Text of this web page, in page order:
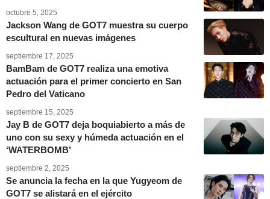
octubre 5, 2025
Jackson Wang de GOT7 muestra su cuerpo
escultural en nuevas imágenes
septiembre 17, 2025
BamBam de GOT7 realiza una emotiva
actuación para el primer concierto en San
Pedro del Vaticano
septiembre 15, 2025
Jay B de GOT7 deja boquiabierto a más de
uno con su sexy y húmeda actuación en el
‘WATERBOMB’
septiembre 2, 2025
Se anuncia la fecha en la que Yugyeom de
GOT7 se alistará en el ejército